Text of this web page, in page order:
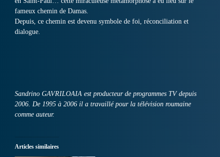
fameux chemin de Damas.
Depuis, ce chemin est devenu symbole de foi, réconciliation et
dialogue.
Sandrino GAVRILOAIA est producteur de programmes TV depuis
2006. De 1995 à 2006 il a travaillé pour la télévision roumaine
comme auteur.
Articles similaires